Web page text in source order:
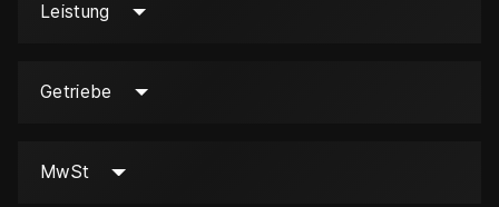
Leistung
Getriebe
MwSt